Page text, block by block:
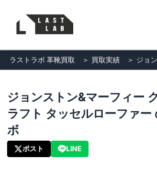
ラストラボ 革靴買取 ＞ 買取実績 ＞ ジョ
ジョンストン&マーフィー
ラフト タッセルローファー
ボ
ポスト LINE